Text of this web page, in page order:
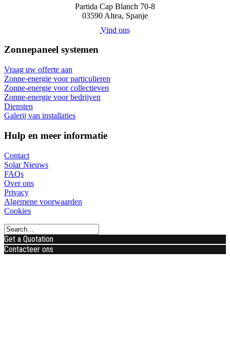
Partida Cap Blanch 70-8
03590 Altea, Spanje
Vind ons
Zonnepaneel systemen
Vraag uw offerte aan
Zonne-energie voor particulieren
Zonne-energie voor collectieven
Zonne-energie voor bedrijven
Diensten
Galerij van installaties
Hulp en meer informatie
Contact
Solar Nieuws
FAQs
Over ons
Privacy
Algemene voorwaarden
Cookies
Get a Quotation
Contacteer ons